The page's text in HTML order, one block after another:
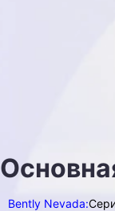
Bently Nevada: